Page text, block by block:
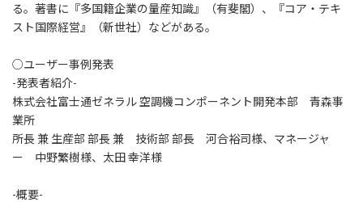
る。著書に『多国籍企業の量産知識』（有斐閣）、『コア・テキ
スト国際経営』（新世社）などがある。
○ユーザー事例発表
-発表者紹介-
株式会社富士通ゼネラル 空調機コンポーネント開発本部 青森事
業所
所長 兼 生産部 部長 兼 技術部 部長 河合裕司様、マネージャ
ー 中野繁樹様、太田 幸洋様
-概要-